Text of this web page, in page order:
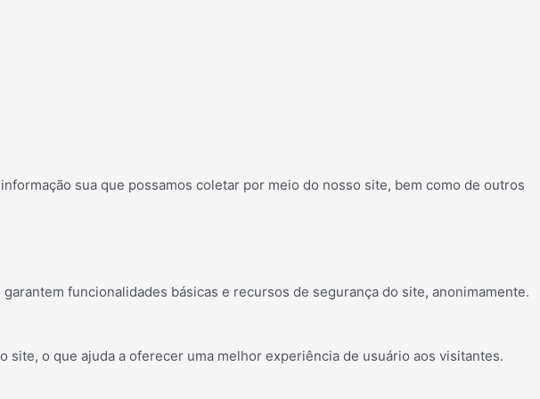
sua que possamos coletar por meio do nosso site, bem como de outros
funcionalidades básicas e recursos de segurança do site, anonimamente.
o que ajuda a oferecer uma melhor experiência de usuário aos visitantes.